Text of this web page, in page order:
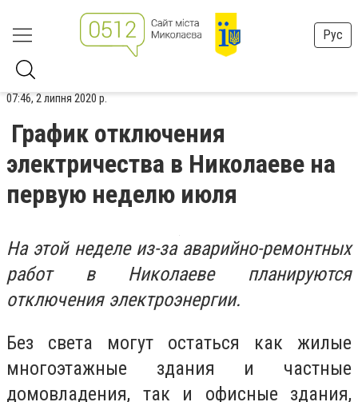
Рус
07:46, 2 липня 2020 р.
График отключения
электричества в Николаеве на
первую неделю июля
На этой неделе из-за аварийно-ремонтных
работ в Николаеве планируются
отключения электроэнергии.
Без света могут остаться как жилые
многоэтажные здания и частные
домовладения, так и офисные здания,